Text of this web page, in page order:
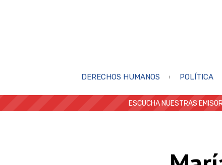
DERECHOS HUMANOS POLÍTICA
ESCUCHA NUESTRAS